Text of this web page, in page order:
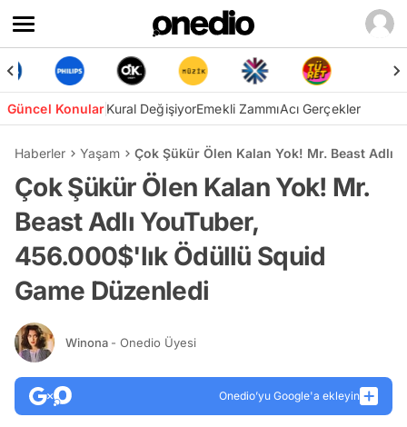
Güncel KonularKural DeğişiyorEmekli ZammıAcı Gerçekler
Haberler Yaşam Çok Şükür Ölen Kalan Yok! Mr. Beast Adlı
Çok Şükür Ölen Kalan Yok! Mr.
Beast Adlı YouTuber,
456.000$'lık Ödüllü Squid
Game Düzenledi
Winona - Onedio Üyesi
Onedio’yu Google'a ekleyin